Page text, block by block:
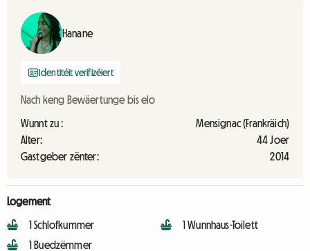
Hanane
Identitéit verifizéiert
Nach keng Bewäertunge bis elo
Wunnt zu :
Mensignac (Frankräich)
Alter:
44 Joer
Gastgeber zënter:
2014
Logement
1 Schlofkummer
1 Buedzëmmer
1 Wunnhaus-Toilett